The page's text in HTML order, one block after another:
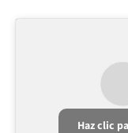
Haz clic